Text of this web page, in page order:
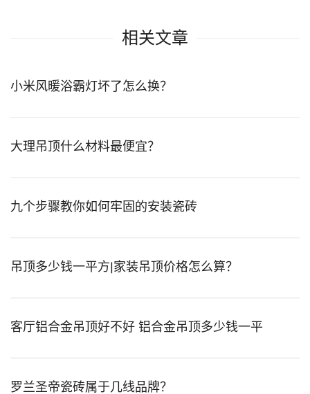
相关文章
小米风暖浴霸灯坏了怎么换？
大理吊顶什么材料最便宜？
九个步骤教你如何牢固的安装瓷砖
吊顶多少钱一平方|家装吊顶价格怎么算？
客厅铝合金吊顶好不好 铝合金吊顶多少钱一平
罗兰圣帝瓷砖属于几线品牌？